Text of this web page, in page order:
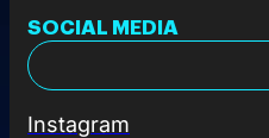
SOCIAL MEDIA
Instagram